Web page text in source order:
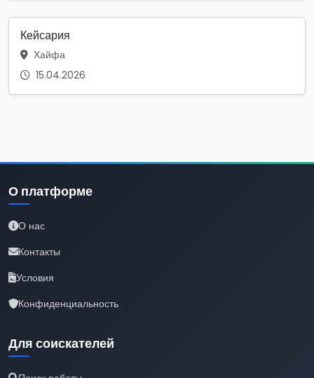
Кейсария
Хайфа
15.04.2026
О платформе
О нас
Контакты
Условия
Конфиденциальность
Для соискателей